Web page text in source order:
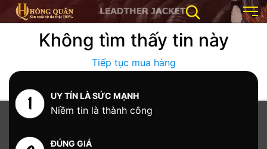
Không tìm thấy tin này
Tiếp tục mua hàng
UY TÍN LÀ SỨC MẠNH
Niềm tin là thành công
ĐÚNG GIÁ